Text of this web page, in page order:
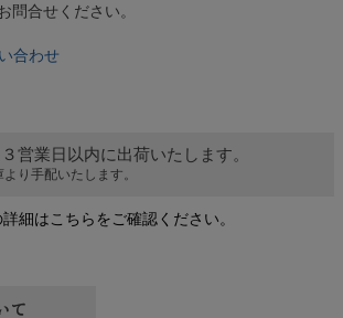
問合せください。
合わせ
営業日以内に出荷いたします。
り手配いたします。
細はこちらをご確認ください。
て